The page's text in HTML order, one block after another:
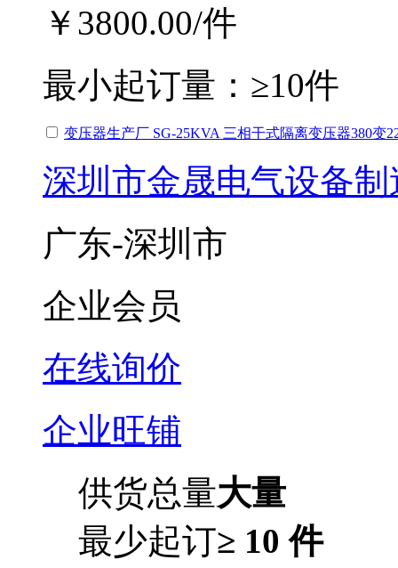
￥3800.00/件
最小起订量： ≥10件
变压器生产厂 SG-25KVA 三相干式隔离变压器380变
深圳市金晟电气设备
广东-深圳市
企业会员
在线询价
企业旺铺
供货总量大量
最少起订≥ 10 件